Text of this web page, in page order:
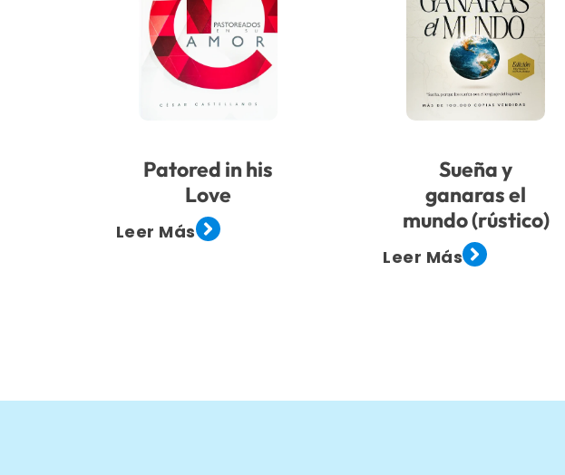
Patored in his
Love
Leer Más
Sueña y
ganaras el
mundo (rústico)
Leer Más